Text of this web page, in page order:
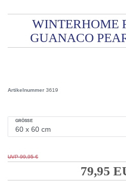
WINTERHOME
GUANACO
Artikelnummer 3619
GRÖSSE
UVP 99,95 €
79,95